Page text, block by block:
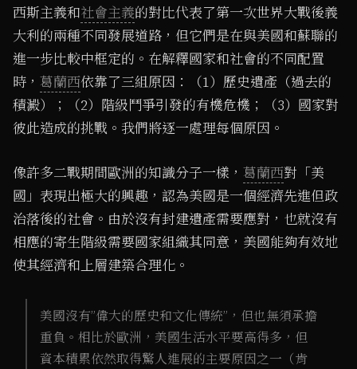
西斯主義和社會主義的對比代表了第一次世界大戰後義
大利的兩種不同發展道路，但它們是在與美國和蘇聯的
進一步比較中框定的。在解釋國家和社會的不同配置
時， 葛蘭西依靠了三組原因：（1）歷史遺產（過去的
積澱）；（2）階級鬥爭引發的有機危機；（3）國家對
彼此造成的挑戰。我們將逐一處理每個原因。
像許多二戰期間歐洲的知識分子一樣， 葛蘭西對「美
國」表現出極大的興趣，認為美國是一個經濟先進但政
治落後的社會。由於沒有封建遺產需要應對，也就沒有
相應的寄生階級需要國家組織其同意，美國能夠有效地
使其經濟和上層建築合理化。
美國沒有”偉大的歷史和文化傳統”，但也無須承擔
重負。相比於歐洲，美國生活水平要高得多，但
資本積累依然取得驚人進展的主要原因之一（肯